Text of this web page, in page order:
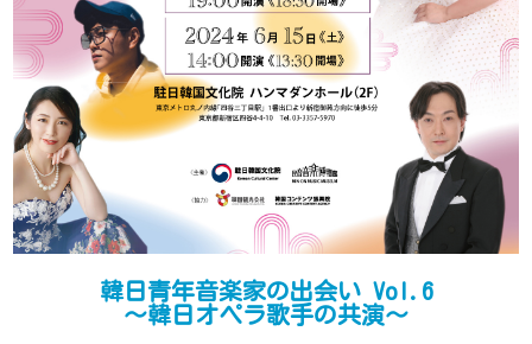
韓日青年音楽家の出会い Vol.6
～韓日オペラ歌手の共演～